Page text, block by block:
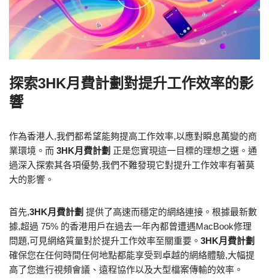
探索3HK月費計劃對提升工作效率的影
響
作為香港人,我們都希望能夠提高工作效率,以應對瞬息萬變的商
業環境。而 3HK月費計劃 正是您實現這一目標的理想之選。通
過深入探索其各項優勢,我們不難發現它對提升工作效率有著莫
大的影響。
首先,3HK月費計劃 提供了高速而穩定的網絡連接。根據最新數
據,超過 75% 的香港用戶在過去一年內都曾遭遇MacBook修理
問題,可見網絡質量對於提升工作效率至關重要。 3HK月費計劃
確保您在任何時間任何地點都能享受到卓越的網絡體驗,大幅提
高了您進行視頻會議、遠程協作以及大型檔案傳輸的效率。